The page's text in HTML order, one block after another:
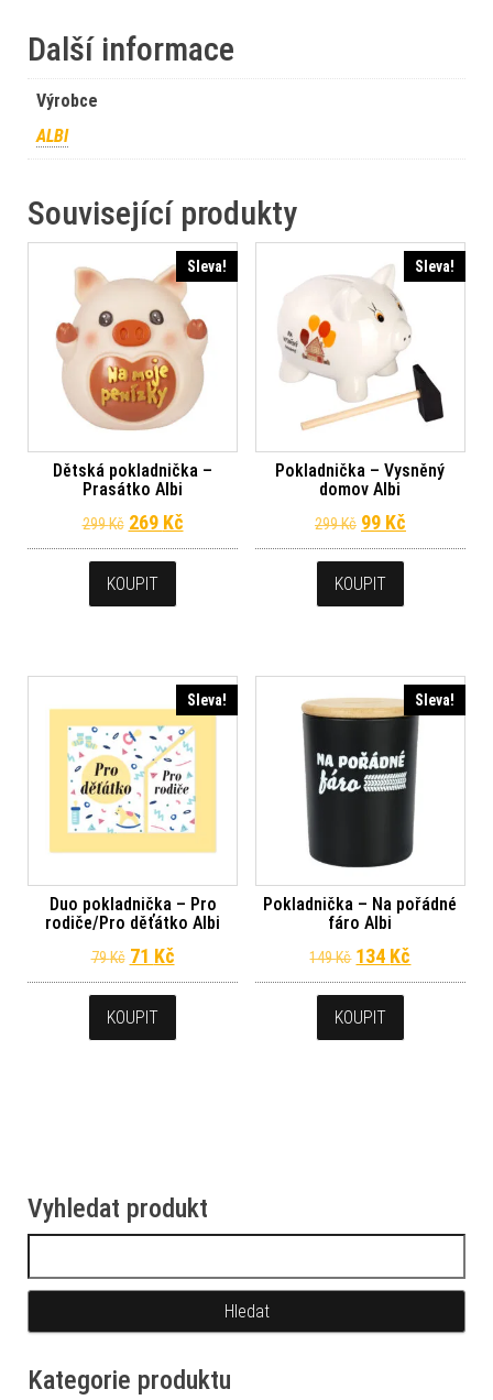
Další informace
Výrobce
ALBI
Související produkty
Sleva!
Dětská pokladnička –
Prasátko Albi
299Kč Původní cena byla: 299 Kč.
269 KčAktuální cena je: 269 Kč.
KOUPIT
Sleva!
Pokladnička – Vysněný
domov Albi
299Kč Původní cena
99 KčAktuální
KOUPIT
Sleva!
Duo pokladnička – Pro
rodiče/Pro děťátko Albi
79Kč Původní cena byla: 79 Kč.
71 KčAktuální cena je: 71 Kč.
KOUPIT
Sleva!
Pokladnička – Na pořádné
fáro Albi
149Kč Původní cena
134 Kč
KOUPIT
Vyhledat produkt
Kategorie produktu